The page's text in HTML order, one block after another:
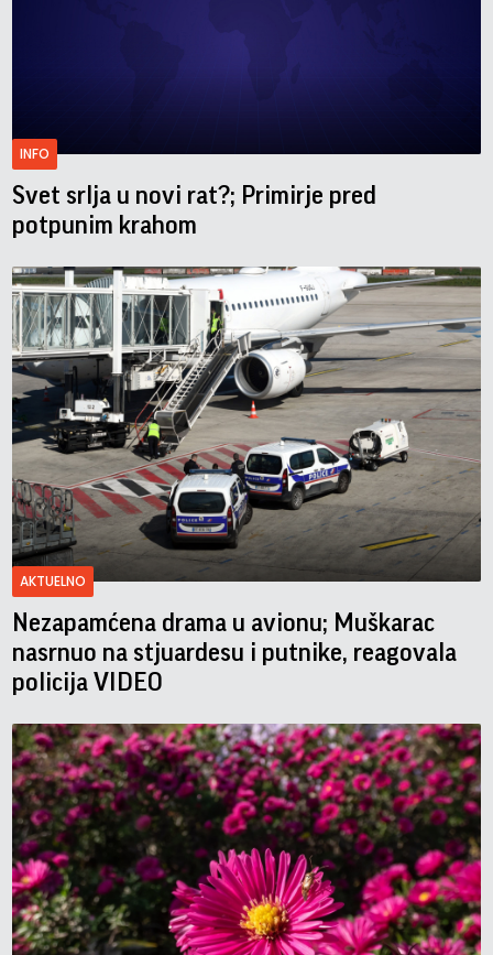
INFO
Svet srlja u novi rat?; Primirje pred
potpunim krahom
AKTUELNO
Nezapamćena drama u avionu; Muškarac
nasrnuo na stjuardesu i putnike, reagovala
policija VIDEO